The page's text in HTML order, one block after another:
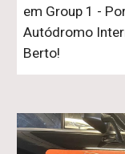
em Group 1 -
Autódromo
Berto!